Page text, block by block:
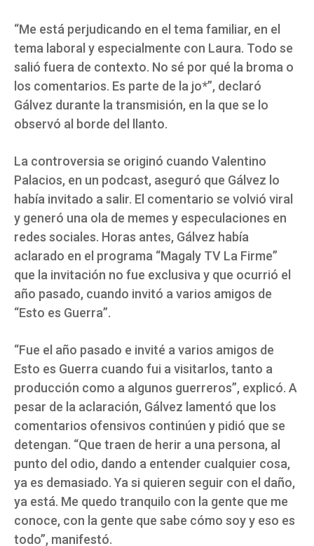
“Me está perjudicando en el tema familiar, en el
tema laboral y especialmente con Laura. Todo se
salió fuera de contexto. No sé por qué la broma o
los comentarios. Es parte de la jo*”, declaró
Gálvez durante la transmisión, en la que se lo
observó al borde del llanto.
La controversia se originó cuando Valentino
Palacios, en un podcast, aseguró que Gálvez lo
había invitado a salir. El comentario se volvió viral
y generó una ola de memes y especulaciones en
redes sociales. Horas antes, Gálvez había
aclarado en el programa “Magaly TV La Firme”
que la invitación no fue exclusiva y que ocurrió el
año pasado, cuando invitó a varios amigos de
“Esto es Guerra”.
“Fue el año pasado e invité a varios amigos de
Esto es Guerra cuando fui a visitarlos, tanto a
producción como a algunos guerreros”, explicó. A
pesar de la aclaración, Gálvez lamentó que los
comentarios ofensivos continúen y pidió que se
detengan. “Que traen de herir a una persona, al
punto del odio, dando a entender cualquier cosa,
ya es demasiado. Ya si quieren seguir con el daño,
ya está. Me quedo tranquilo con la gente que me
conoce, con la gente que sabe cómo soy y eso es
todo”, manifestó.